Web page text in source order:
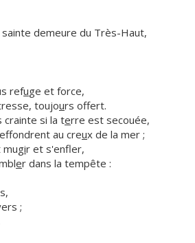
demeure du Très-Haut,
refuge et force,
toujours offert.
crainte si la terre est secouée,
au creux de la mer ;
mugir et s'enfler,
er dans la tempête :
;